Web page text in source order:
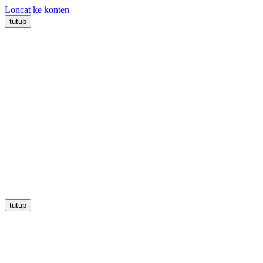
Loncat ke konten
tutup
tutup